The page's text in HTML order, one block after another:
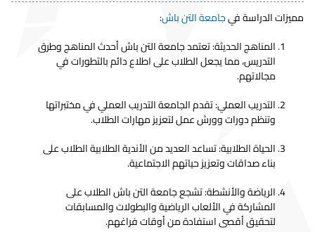
مميزات الدراسة فيجامعة التن باش:
المناهج الحديثة: تعتمد جامعة التن باش أحدث المناهج وطرق
التدريس، مما يجعل الطلاب على اطلاع دائم بالتطورات في
مجالاتهم.
التدريب العملي: تقدم الجامعة التدريب العملي في مختبراتها
وتنظم دورات وورش عمل لتعزيز مهارات الطلاب.
الحياة الطلابية: تساعد العديد من الأندية الطلابية الطلاب على
بناء صداقات وتعزيز حياتهم الاجتماعية.
الرياضة والأنشطة: تشجع جامعة التن باش الطلاب على
المشاركة في الألعاب الرياضية والبطولات والمسابقات
لتحقيق أقصى استفادة من أوقات فراغهم.